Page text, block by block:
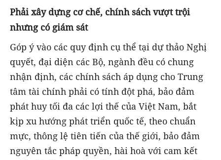
Phải xây dựng cơ chế, chính sách vượt trội
nhưng có giám sát
Góp ý vào các quy định cụ thể tại dự thảo Nghị
quyết, đại diện các Bộ, ngành đều có chung
nhận định, các chính sách áp dụng cho Trung
tâm tài chính phải có tính đột phá, bảo đảm
phát huy tối đa các lợi thế của Việt Nam, bắt
kịp xu hướng phát triển quốc tế, theo chuẩn
mực, thông lệ tiên tiến của thế giới, bảo đảm
nguyên tắc pháp quyền, hài hoà với cam kết